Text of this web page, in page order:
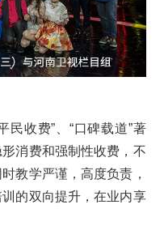
民收费”、“口碑载道”著
消费和强制性收费，不
教学严谨，高度负责，
的双向提升，在业内享